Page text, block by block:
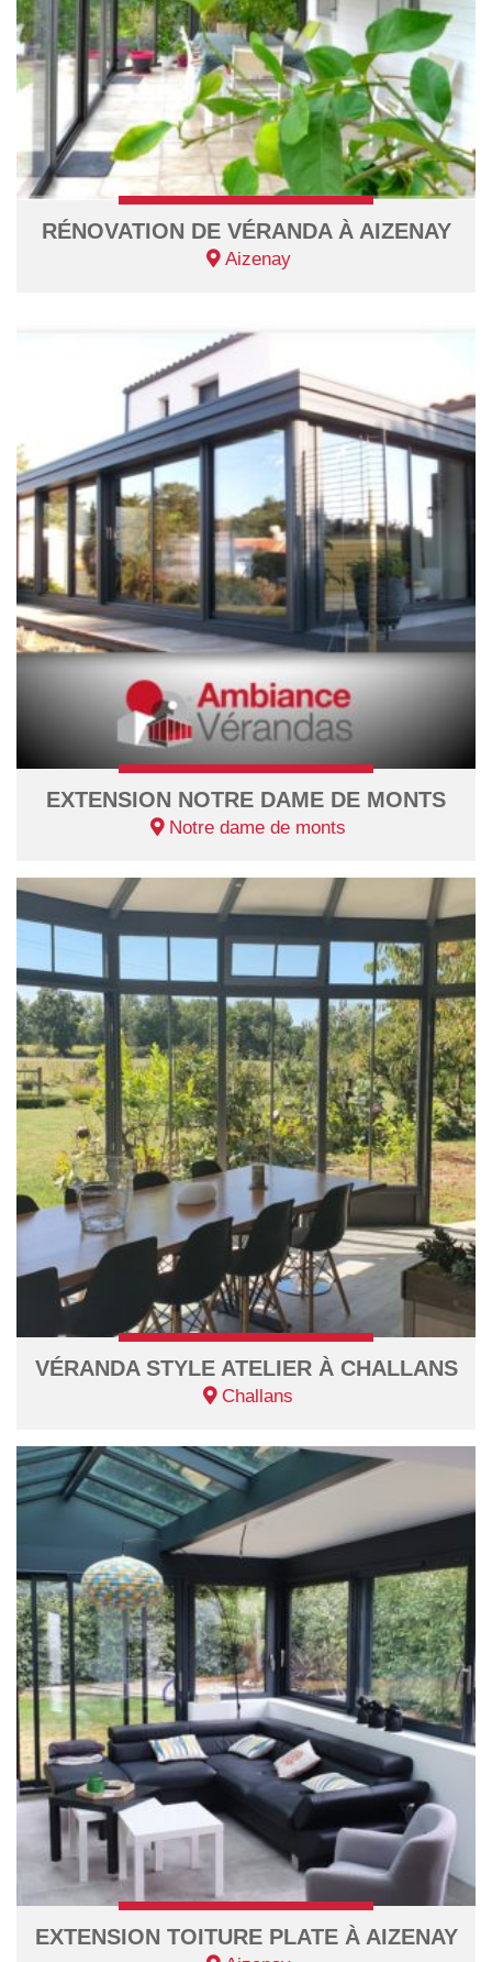
RÉNOVATION DE VÉRANDA À AIZENAY
Aizenay
EXTENSION NOTRE DAME DE MONTS
Notre dame de monts
VÉRANDA STYLE ATELIER À CHALLANS
Challans
EXTENSION TOITURE PLATE À AIZENAY